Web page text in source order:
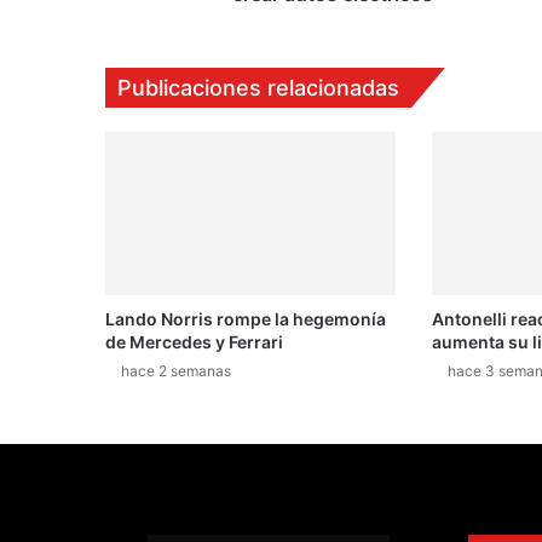
d
e
n
a
Publicaciones relacionadas
Lando Norris rompe la hegemonía
de Mercedes y Ferrari
hace 2 semanas
Antonelli
aumenta su
hace 3